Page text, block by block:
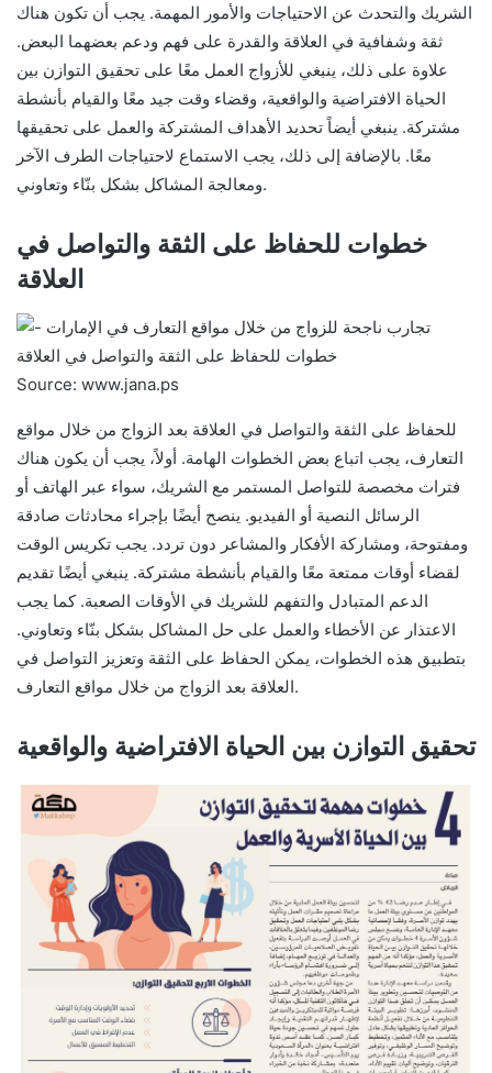
الشريك والتحدث عن الاحتياجات والأمور المهمة. يجب أن تكون هناك
ثقة وشفافية في العلاقة والقدرة على فهم ودعم بعضهما البعض.
علاوة على ذلك، ينبغي للأزواج العمل معًا على تحقيق التوازن بين
الحياة الافتراضية والواقعية، وقضاء وقت جيد معًا والقيام بأنشطة
مشتركة. ينبغي أيضاً تحديد الأهداف المشتركة والعمل على تحقيقها
معًا. بالإضافة إلى ذلك، يجب الاستماع لاحتياجات الطرف الآخر
ومعالجة المشاكل بشكل بنّاء وتعاوني.
خطوات للحفاظ على الثقة والتواصل في
العلاقة
Source: www.jana.ps
للحفاظ على الثقة والتواصل في العلاقة بعد الزواج من خلال مواقع
التعارف، يجب اتباع بعض الخطوات الهامة. أولاً، يجب أن يكون هناك
فترات مخصصة للتواصل المستمر مع الشريك، سواء عبر الهاتف أو
الرسائل النصية أو الفيديو. ينصح أيضًا بإجراء محادثات صادقة
ومفتوحة، ومشاركة الأفكار والمشاعر دون تردد. يجب تكريس الوقت
لقضاء أوقات ممتعة معًا والقيام بأنشطة مشتركة. ينبغي أيضًا تقديم
الدعم المتبادل والتفهم للشريك في الأوقات الصعبة. كما يجب
الاعتذار عن الأخطاء والعمل على حل المشاكل بشكل بنّاء وتعاوني.
بتطبيق هذه الخطوات، يمكن الحفاظ على الثقة وتعزيز التواصل في
العلاقة بعد الزواج من خلال مواقع التعارف.
تحقيق التوازن بين الحياة الافتراضية والواقعية